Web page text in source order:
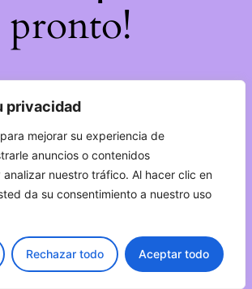
privacidad
mejorar su experiencia de
anuncios o contenidos
analizar nuestro tráfico. Al hacer clic en
da su consentimiento a nuestro uso
Rechazar todo Aceptar todo
pronto!